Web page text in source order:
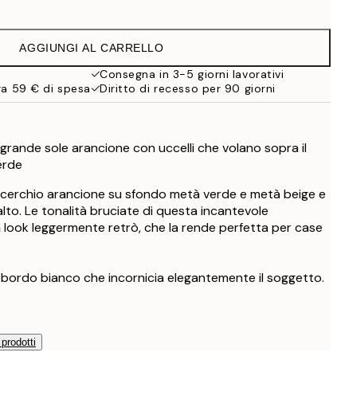
19,95 €
32,45 €
AGGIUNGI AL CARRELLO
Consegna in 3-5 giorni lavorativi
59 € di spesa
Diritto di recesso per 90 giorni
sole arancione con uccelli che volano sopra il
arancione su sfondo metà verde e metà beige e
Le tonalità bruciate di questa incantevole
leggermente retrò, che la rende perfetta per case
bianco che incornicia elegantemente il soggetto.